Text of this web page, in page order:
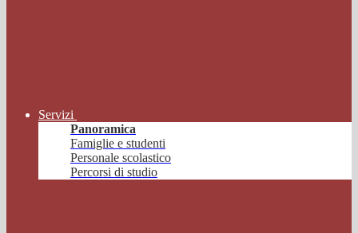
Servizi
Panoramica
Famiglie e studenti
Personale scolastico
Percorsi di studio